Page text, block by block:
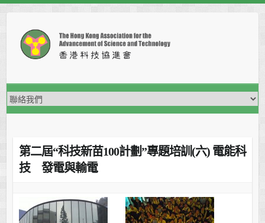
content
第二屆“科技新苗100計劃”專題培訓(六) 電能科
技 發電與輸電